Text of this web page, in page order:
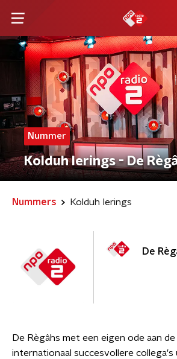
Nummer
Kolduh Ierings - De
Nummers Kolduh Ierings
De
De Règâhs met een eigen ode aan
internationaal succesvollere collega's